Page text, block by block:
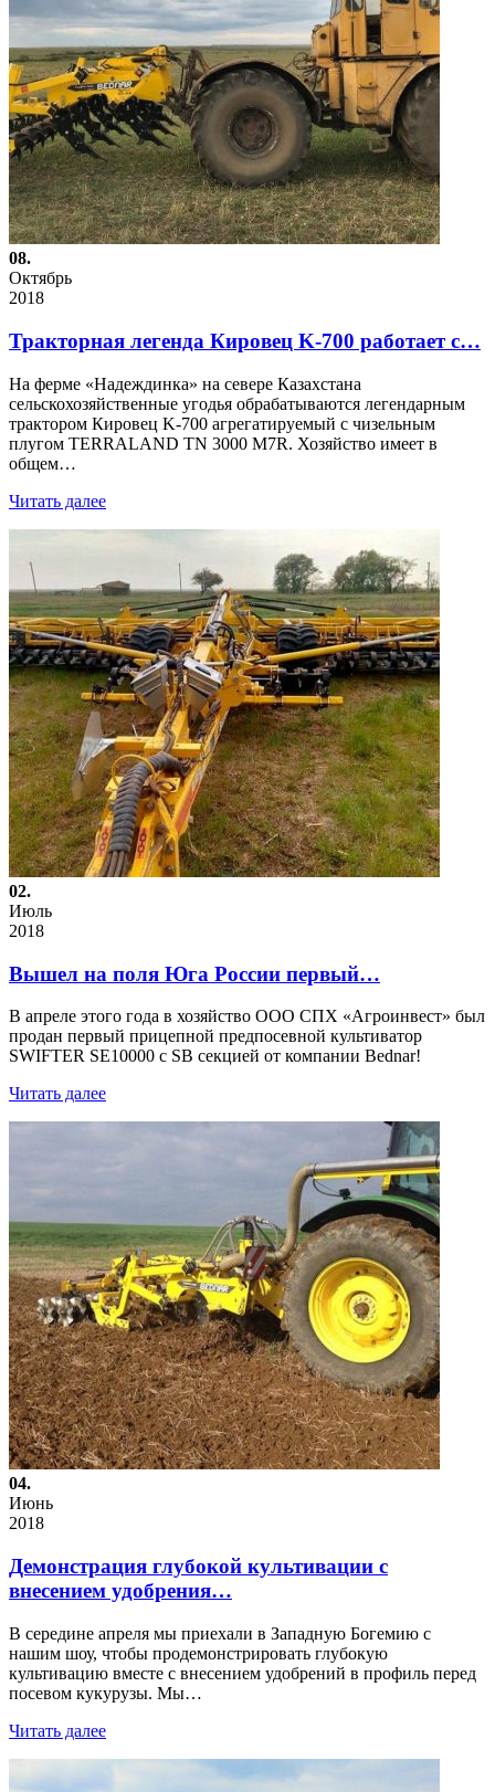
08.
Октябрь
2018
Тракторная легенда Кировец K-700 работает с…
На ферме «Надеждинка» на севере Казахстана
сельскохозяйственные угодья обрабатываются легендарным
трактором Кировец K-700 агрегатируемый с чизельным
плугом TERRALAND TN 3000 M7R. Хозяйство имеет в
общем…
Читать далее
02.
Июль
2018
Вышел на поля Юга России первый…
В апреле этого года в хозяйство ООО СПХ «Агроинвест» был
продан первый прицепной предпосевной культиватор
SWIFTER SE10000 с SB секцией от компании Bednar!
Читать далее
04.
Июнь
2018
Демонстрация глубокой культивации с
внесением удобрения…
В середине апреля мы приехали в Западную Богемию с
нашим шоу, чтобы продемонстрировать глубокую
культивацию вместе с внесением удобрений в профиль перед
посевом кукурузы. Мы…
Читать далее